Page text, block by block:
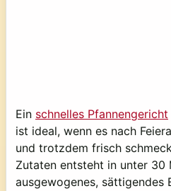
Ein schnelles Pfannengericht
ist ideal, wenn es nach
und trotzdem frisch
Zutaten entsteht in unter 30
ausgewogenes, sättigendes